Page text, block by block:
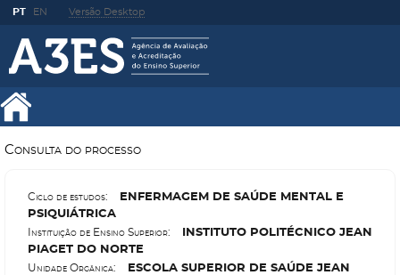
PT EN Versão Desktop
Consulta do processo
Ciclo de estudos: E NFERMAGEM DE SAÚDE MENTAL E
PSIQUIÁTRICA
Instituição de Ensino Superior:
NSTITUTO POLITÉCNICO JEAN
PIAGET DO NORTE
Unidade Orgânica: ESCOLA SUPERIOR DE SAÚDE JEAN